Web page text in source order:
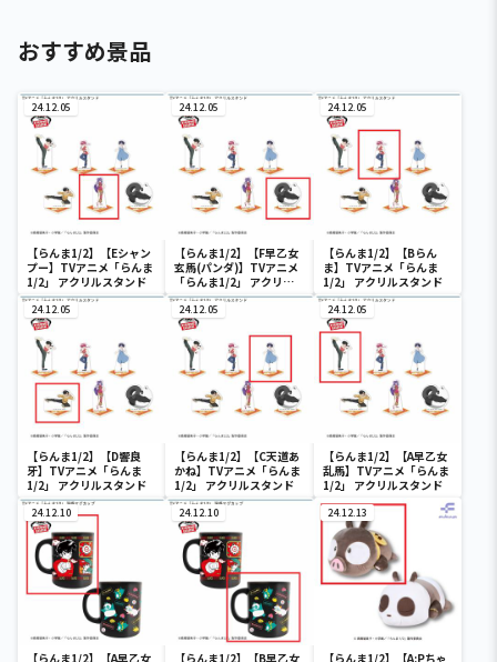
おすすめ景品
24.12.05
【らんま1/2】【Eシャン
プー】TVアニメ「らんま
1/2」 アクリルスタンド
24.12.05
【らんま1/2】【F早乙女
玄馬(パンダ)】TVアニメ
「らんま1/2」 アクリル
スタンド
24.12.05
【らんま1/2】【Bらん
ま】TVアニメ「らんま
1/2」 アクリルスタンド
24.12.05
【らんま1/2】【D響良
牙】TVアニメ「らんま
1/2」 アクリルスタンド
24.12.05
【らんま1/2】【C天道あ
かね】TVアニメ「らんま
1/2」 アクリルスタンド
24.12.05
【らんま1/2】【A早乙女
乱馬】TVアニメ「らんま
1/2」 アクリルスタンド
24.12.10
【らんま1/2】【A早乙女
24.12.10
【らんま1/2】【B早乙女
24.12.13
【らんま1/2】【A:Pちゃ